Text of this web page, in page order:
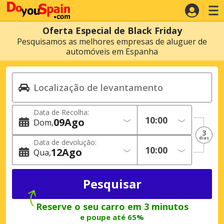
Oferta Especial de Black Friday
Pesquisamos as melhores empresas de aluguer de
automóveis em Espanha
Data de Recolha:
Dom 09Ago
Data de devolução:
Qua 12Ago
3
dias
Reserve o seu carro em 3 minutos
e poupe até 65%